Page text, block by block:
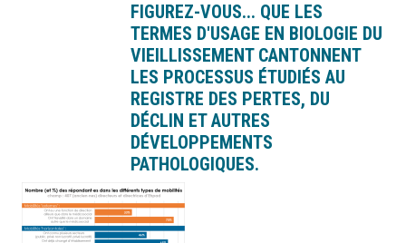
FIGUREZ-VOUS... QUE LES
TERMES D'USAGE EN BIOLOGIE DU
VIEILLISSEMENT CANTONNENT
LES PROCESSUS ÉTUDIÉS AU
REGISTRE DES PERTES, DU
DÉCLIN ET AUTRES
DÉVELOPPEMENTS
PATHOLOGIQUES.
Image